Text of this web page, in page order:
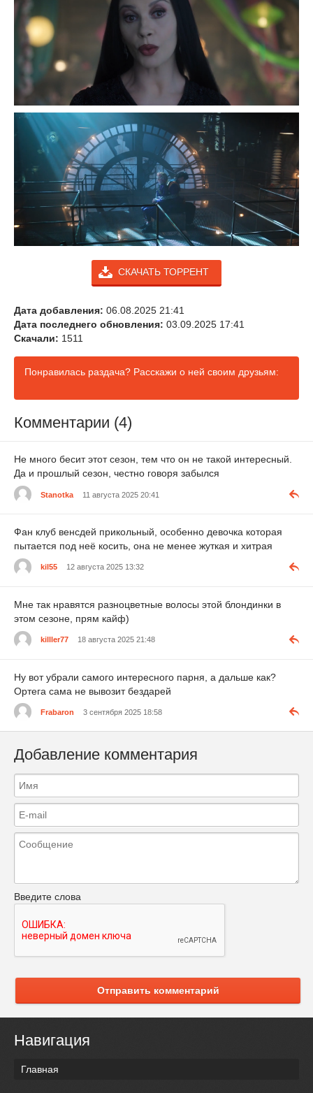
СКАЧАТЬ ТОРРЕНТ
Дата добавления: 06.08.2025 21:41
Дата последнего обновления: 03.09.2025 17:41
Скачали: 1511
Понравилась раздача? Расскажи о ней своим друзьям:
Комментарии (4)
Не много бесит этот сезон, тем что он не такой интересный.
Да и прошлый сезон, честно говоря забылся
Stanotka 11 августа 2025 20:41
Фан клуб венсдей прикольный, особенно девочка которая
пытается под неё косить, она не менее жуткая и хитрая
kil55 12 августа 2025 13:32
Мне так нравятся разноцветные волосы этой блондинки в
этом сезоне, прям кайф)
killler77 18 августа 2025 21:48
Ну вот убрали самого интересного парня, а дальше как?
Ортега сама не вывозит бездарей
Frabaron 3 сентября 2025 18:58
Добавление комментария
Введите слова
Отправить комментарий
Навигация
Главная